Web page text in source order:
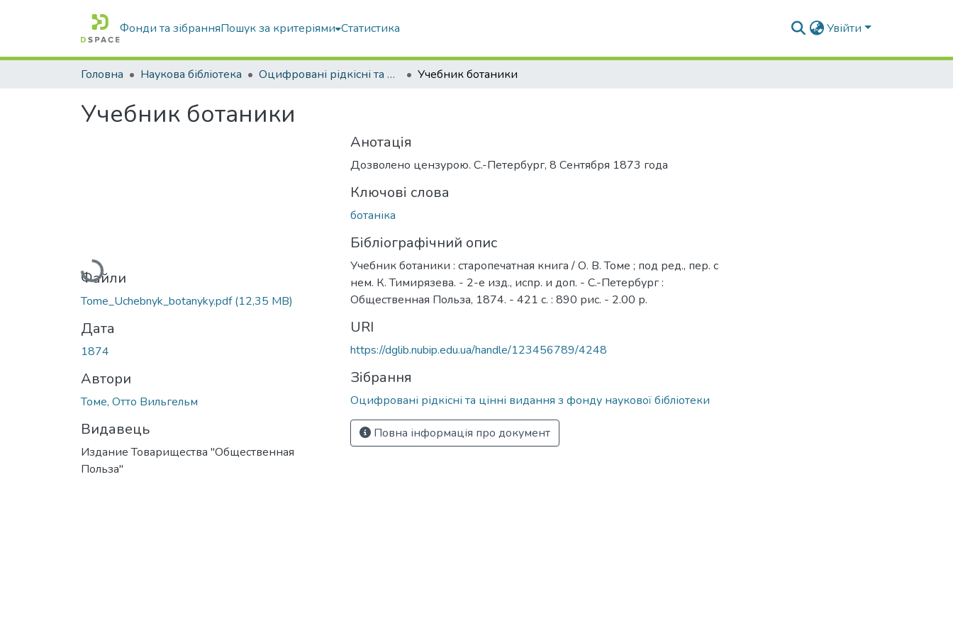
Фонди та зібранняПошук за критеріями Статистика Увійти
Головна Наукова бібліотека Оцифровані рідкісні та цінні видання з фонду наукової бібліотеки Учебник ботаники
Учебник ботаники
Вантажиться...
Файли
Tome_Uchebnyk_botanyky.pdf(12,35 MB)
Дата
1874
Автори
Томе, Отто Вильгельм
Видавець
Издание Товарищества "Общественная
Польза"
Анотація
Дозволено цензурою. С.-Петербург, 8 Сентября 1873 года
Ключові слова
ботаніка
Бібліографічний опис
Учебник ботаники : старопечатная книга / О. В. Томе ; под ред., пер. с
нем. К. Тимирязева. - 2-е изд., испр. и доп. - С.-Петербург :
Общественная Польза, 1874. - 421 с. : 890 рис. - 2.00 р.
URI
https://dglib.nubip.edu.ua/handle/123456789/4248
Зібрання
Оцифровані рідкісні та цінні видання з фонду наукової бібліотеки
Повна інформація про документ